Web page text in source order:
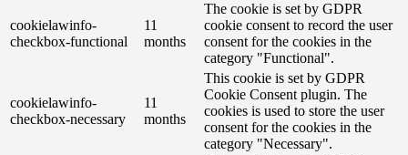
cookielawinfo-
checkbox-functional
11
months
The cookie is set by GDPR
cookie consent to record the user
consent for the cookies in the
category "Functional".
cookielawinfo-
checkbox-necessary
11
months
This cookie is set by GDPR
Cookie Consent plugin. The
cookies is used to store the user
consent for the cookies in the
category "Necessary".